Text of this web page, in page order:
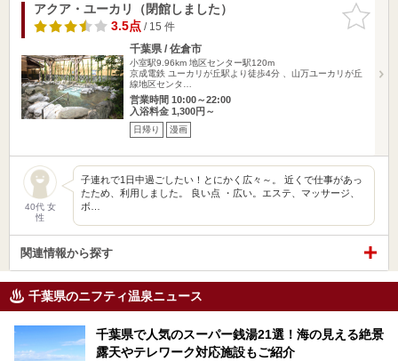
お気に入
りに追加
アクア・ユーカリ（閉館しました）
3.5点/ 15 件
千葉県 / 佐倉市
小室駅9.96km 地区センター駅120m
京成電鉄 ユーカリが丘駅より徒歩4分 、山万ユーカリが丘
線地区センタ…
営業時間 10:00～22:00
入浴料金 1,300円～
日帰り 漫画
40代 女
性
子連れで1日中過ごしたい！とにかく広々～。 近くで仕事があっ
たため、利用しました。 良い点 ・広い。エステ、マッサージ、
ボ…
関連情報から探す
千葉県のニフティ温泉ニュース
千葉県で人気のスーパー銭湯21選！海の見える絶景
露天やテレワーク対応施設もご紹介